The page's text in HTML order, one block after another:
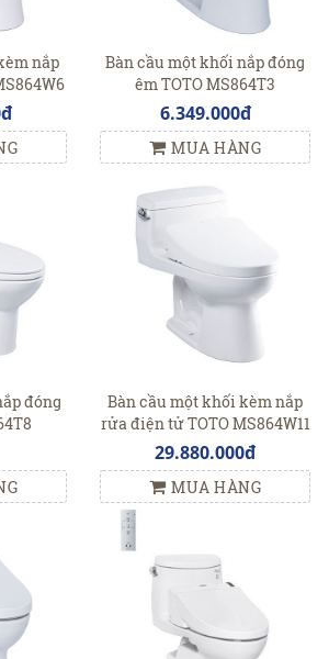
nắp
Bàn cầu một khối nắp đóng
êm TOTO MS864T3
6.349.000đ
MUA HÀNG
đóng
Bàn cầu một khối kèm nắp
rửa điện tử TOTO MS864W11
29.880.000đ
MUA HÀNG